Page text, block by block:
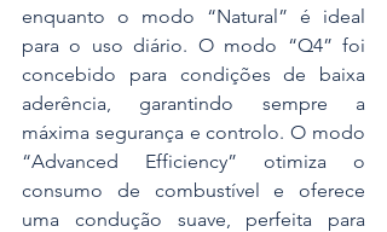
enquanto o modo “Natural” é ideal
para o uso diário. O modo “Q4” foi
concebido para condições de baixa
aderência, garantindo sempre a
máxima segurança e controlo. O modo
“Advanced Efficiency” otimiza o
consumo de combustível e oferece
uma condução suave, perfeita para